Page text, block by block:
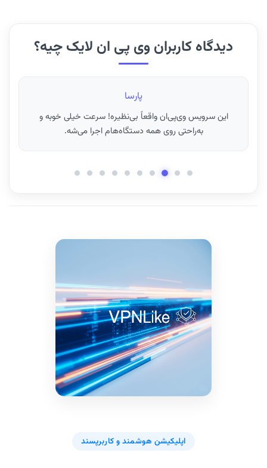
دیدگاه کاربران وی پی ان لایک چیه؟
فرزانه
ای‌پی ثابت برای ترید فوق‌العاده کار می‌کنه! مطمئنم هیچ جای
دیگه همچین کیفیتی پیدا نمی‌کنید.
اپلیکیشن هوشمند و کاربرپسند